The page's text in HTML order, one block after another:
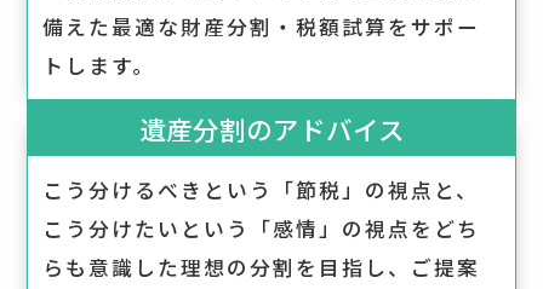
備えた最適な財産分割・税額試算をサポー
トします。
遺産分割のアドバイス
こう分けるべきという「節税」の視点と、
こう分けたいという「感情」の視点をどち
らも意識した理想の分割を目指し、ご提案